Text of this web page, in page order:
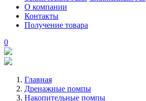
О компании
Контакты
Получение товара
0
Главная
Дренажные помпы
Накопительные помпы